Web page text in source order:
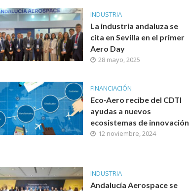
INDUSTRIA
La industria andaluza se
cita en Sevilla en el primer
Aero Day
28 mayo, 2025
FINANCIACIÓN
Eco-Aero recibe del CDTI
ayudas a nuevos
ecosistemas de innovación
12 noviembre, 2024
INDUSTRIA
Andalucía Aerospace se